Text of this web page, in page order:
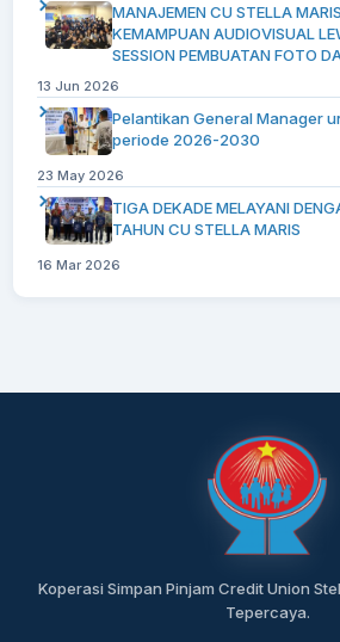
MANAJEMEN CU STELLA
KEMAMPUAN AUDIOVISUAL
SESSION PEMBUATAN FOTO
13 Jun 2026
Pelantikan General Manager
periode 2026-2030
23 May 2026
TIGA DEKADE MELAYANI
TAHUN CU STELLA MARIS
16 Mar 2026
Koperasi Simpan Pinjam Credit Union
Tepercaya.